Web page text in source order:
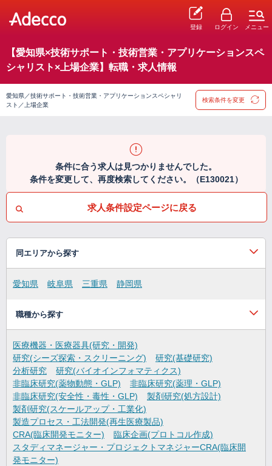
登録 ログイン メニュー
【愛知県×技術サポート・技術営業・アプリケーションスペ
シャリスト×上場企業】転職・求人情報
愛知県／技術サポート・技術営業・アプリケーションスペシャリ
スト／上場企業
検索条件を変更
条件に合う求人は見つかりませんでした。
条件を変更して、再度検索してください。（E130021）
求人条件設定ページに戻る
同エリアから探す
愛知県 岐阜県 三重県 静岡県
職種から探す
医療機器・医療器具(研究・開発)
研究(シーズ探索・スクリーニング)
研究(基礎研究)
分析研究
研究(バイオインフォマティクス)
非臨床研究(薬物動態・GLP)
非臨床研究(薬理・GLP)
非臨床研究(安全性・毒性・GLP)
製剤研究(処方設計)
製剤研究(スケールアップ・工業化)
製造プロセス・工法開発(再生医療製品)
CRA(臨床開発モニター)
臨床企画(プロトコル作成)
スタディマネージャー・プロジェクトマネジャーCRA(臨床開
発モニター)